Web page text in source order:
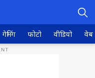
गेमिंग फोटो वीडियो वेब